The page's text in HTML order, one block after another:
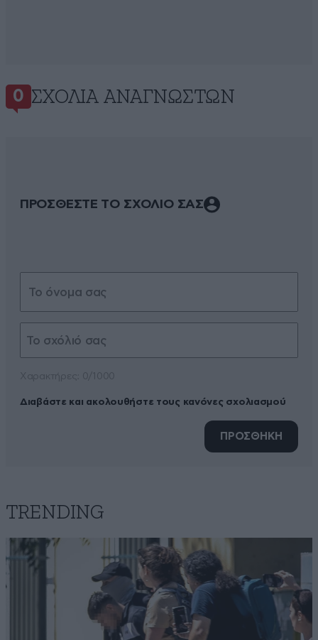
0 ΣΧΌΛΙΑ ΑΝΑΓΝΩΣΤΏΝ
ΠΡΟΣΘΕΣΤΕ ΤΟ ΣΧΟΛΙΟ ΣΑΣ
Διαβάστε και ακολουθήστε τους κανόνες σχολιασμού
ΠΡΟΣΘΗΚΗ
TRENDING